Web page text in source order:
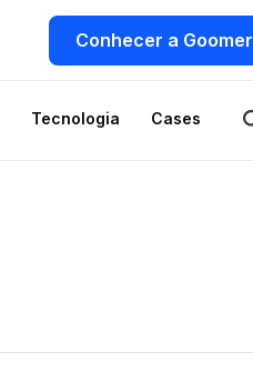
Conhecer a Goomer
Tecnologia Cases